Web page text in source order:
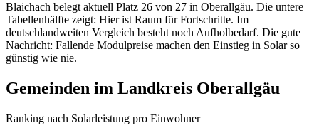
Blaichach belegt aktuell Platz 26 von 27 in Oberallgäu. Die untere
Tabellenhälfte zeigt: Hier ist Raum für Fortschritte. Im
deutschlandweiten Vergleich besteht noch Aufholbedarf. Die gute
Nachricht: Fallende Modulpreise machen den Einstieg in Solar so
günstig wie nie.
Gemeinden im Landkreis Oberallgäu
Ranking nach Solarleistung pro Einwohner